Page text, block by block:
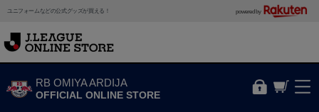
ユニフォームなどの公式グッズが買える！ powered by
RB OMIYA ARDIJA
OFFICIAL ONLINE STORE